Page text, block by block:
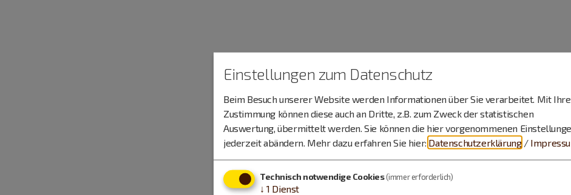
Einstellungen zum Datenschutz
Beim Besuch unserer Website werden Informationen über Sie verarbeitet. Mit
Zustimmung können diese auch an Dritte, z.B. zum Zweck der statistischen
Auswertung, übermittelt werden. Sie können die hier vorgenommenen
jederzeit abändern. Mehr dazu erfahren Sie hier: Datenschutzerklärung /
Technisch notwendige Cookies(immer erforderlich)
↓ 1 Dienst